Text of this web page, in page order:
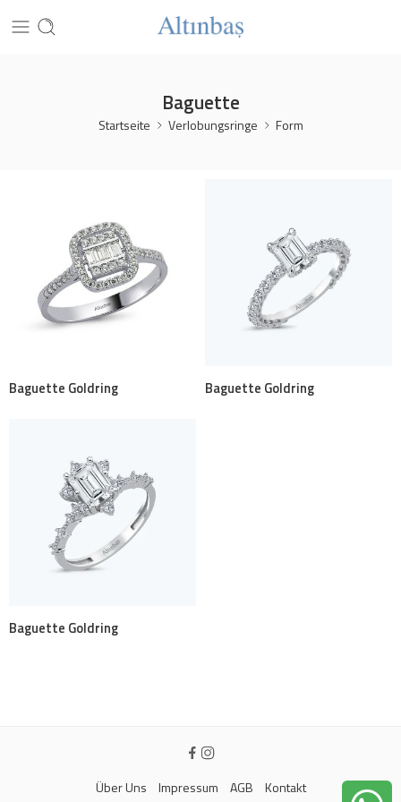
Baguette
Startseite Verlobungsringe Form
Baguette Goldring Baguette Goldring
Baguette Goldring
Über Uns Impressum AGB Kontakt